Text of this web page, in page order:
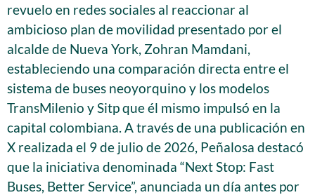
revuelo en redes sociales al reaccionar al
ambicioso plan de movilidad presentado por el
alcalde de Nueva York, Zohran Mamdani,
estableciendo una comparación directa entre el
sistema de buses neoyorquino y los modelos
TransMilenio y Sitp que él mismo impulsó en la
capital colombiana. A través de una publicación en
X realizada el 9 de julio de 2026, Peñalosa destacó
que la iniciativa denominada “Next Stop: Fast
Buses, Better Service”, anunciada un día antes por